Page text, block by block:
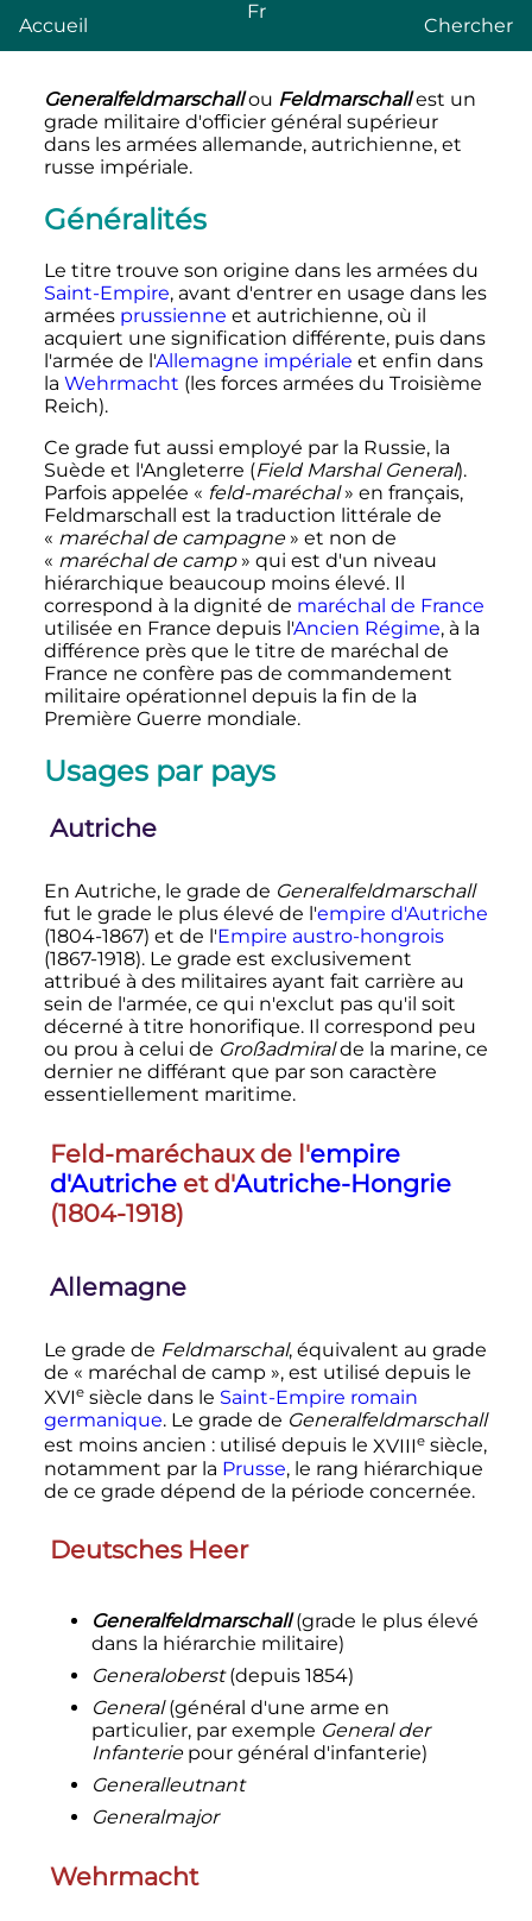
Accueil
Fr
Chercher
Generalfeldmarschallou Feldmarschallest un
grade militaire d'officier général supérieur
dans les armées allemande, autrichienne, et
russe impériale.
Généralités
Le titre trouve son origine dans les armées du
Saint-Empire, avant d'entrer en usage dans les
armées prussienne et autrichienne, où il
acquiert une signification différente, puis dans
l'armée de l'Allemagne impériale et enfin dans
la Wehrmacht (les forces armées du Troisième
Reich).
Ce grade fut aussi employé par la Russie, la
Suède et l'Angleterre (Field Marshal General).
Parfois appelée « feld-maréchal » en français,
Feldmarschall
est la traduction littérale de
« maréchal de campagne » et non de
« maréchal de camp » qui est d'un niveau
hiérarchique beaucoup moins élevé. Il
correspond à la dignité de maréchal de France
utilisée en France depuis l'Ancien Régime, à la
différence près que le titre de maréchal de
France ne confère pas de commandement
militaire opérationnel depuis la fin de la
Première Guerre mondiale.
Usages par pays
Autriche
En Autriche, le grade de Generalfeldmarschall
fut le grade le plus élevé de l'empire d'Autriche
(1804-1867) et de l'Empire austro-hongrois
(1867-1918). Le grade est exclusivement
attribué à des militaires ayant fait carrière au
sein de l'armée, ce qui n'exclut pas qu'il soit
décerné à titre honorifique. Il correspond peu
ou prou à celui de Großadmiralde la marine, ce
dernier ne différant que par son caractère
essentiellement maritime.
Feld-maréchaux de l'empire
d'Autricheet d'Autriche-Hongrie
(1804-1918)
Allemagne
Le grade de Feldmarschal, équivalent au grade
de « maréchal de camp », est utilisé depuis le
XVIe siècle dans le Saint-Empire romain
germanique. Le grade de Generalfeldmarschall
est moins ancien : utilisé depuis le XVIIIe siècle,
notamment par la Prusse, le rang hiérarchique
de ce grade dépend de la période concernée.
Deutsches Heer
Generalfeldmarschall(grade le plus élevé
dans la hiérarchie militaire)
Generaloberst(depuis 1854)
General(général d'une arme en
particulier, par exemple General der
Infanteriepour général d'infanterie)
Generalleutnant
Generalmajor
Wehrmacht